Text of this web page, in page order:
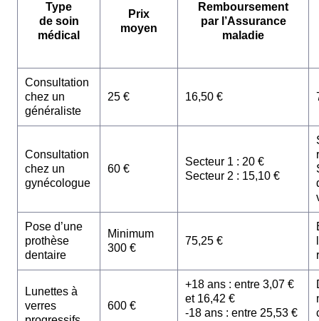
Type
de soin
médical
Prix
moyen
Remboursement
par l’Assurance
maladie
Consultation
chez un
généraliste
25 € 16,50 €
Consultation
chez un
gynécologue
60 €
Secteur 1 : 20 €
Secteur 2 : 15,10 €
Pose d’une
prothèse
dentaire
Minimum
300 €
75,25 €
Lunettes à
verres
600 €
+18 ans : entre 3,07 €
et 16,42 €
-18 ans : entre 25,53 €